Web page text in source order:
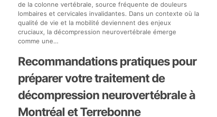
de la colonne vertébrale, source fréquente de douleurs
lombaires et cervicales invalidantes. Dans un contexte où la
qualité de vie et la mobilité deviennent des enjeux
cruciaux, la décompression neurovertébrale émerge
comme une…
Recommandations pratiques pour
préparer votre traitement de
décompression neurovertébrale à
Montréal et Terrebonne